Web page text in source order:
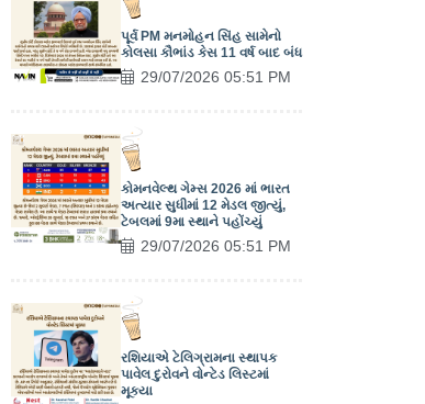
પૂર્વ PM મનમોહન સિંહ સામેનો
કોલસા કૌભાંડ કેસ 11 વર્ષ બાદ બંધ
29/07/2026 05:51 PM
કોમનવેલ્થ ગેમ્સ 2026 માં ભારત
અત્યાર સુધીમાં 12 મેડલ જીત્યું,
ટેબલમાં 9મા સ્થાને પહોંચ્યું
29/07/2026 05:51 PM
રશિયાએ ટેલિગ્રામના સ્થાપક
પાવેલ દુરોવને વોન્ટેડ લિસ્ટમાં
મૂક્યા